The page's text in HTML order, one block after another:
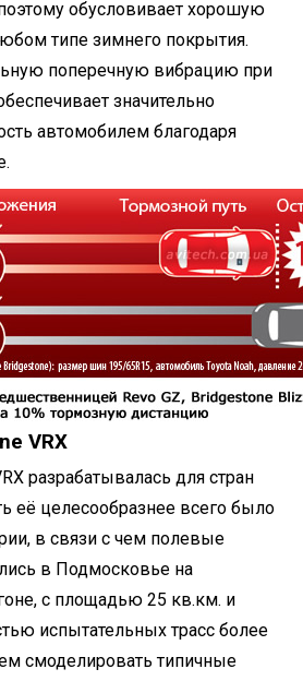
обусловивает хорошую
типе зимнего покрытия.
поперечную вибрацию при
значительно
автомобилем благодаря
VRX
разрабатывалась для стран
её целесообразнее всего было
в связи с чем полевые
в Подмосковье на
с площадью 25 кв.км. и
испытательных трасс более
смоделировать типичные